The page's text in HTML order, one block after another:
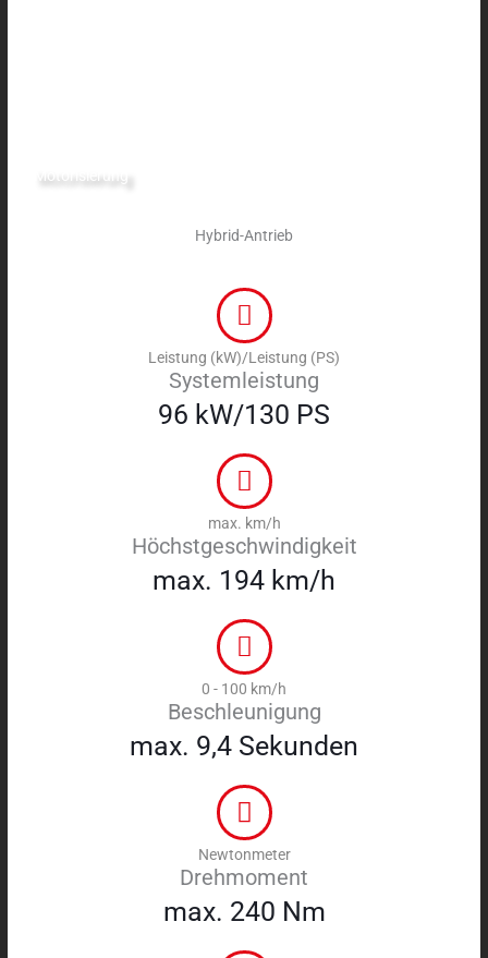
Motorisierung
Hybrid-Antrieb
Leistung (kW)/Leistung (PS)
Systemleistung
96 kW/130 PS
max. km/h
Höchstgeschwindigkeit
max. 194 km/h
0 - 100 km/h
Beschleunigung
max. 9,4 Sekunden
Newtonmeter
Drehmoment
max. 240 Nm